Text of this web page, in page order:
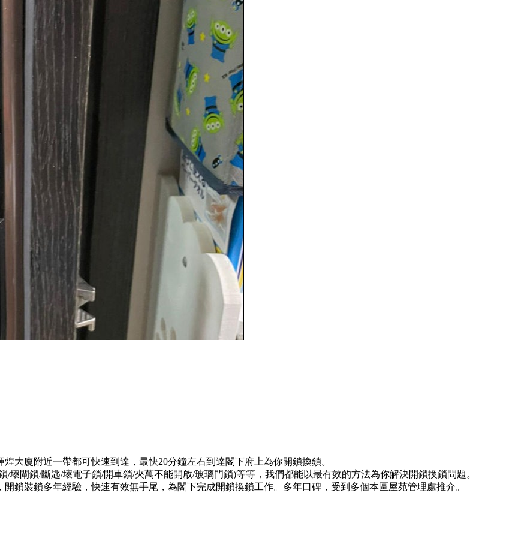
大廈附近一帶都可快速到達，最快20分鐘左右到達閣下府上為你開鎖換鎖。
壞閘鎖/斷匙/壞電子鎖/開車鎖/夾萬不能開啟/玻璃門鎖)等等，我們都能以最有效的方法為你解決開鎖換鎖問題。
鎖裝鎖多年經驗，快速有效無手尾，為閣下完成開鎖換鎖工作。多年口碑，受到多個本區屋苑管理處推介。